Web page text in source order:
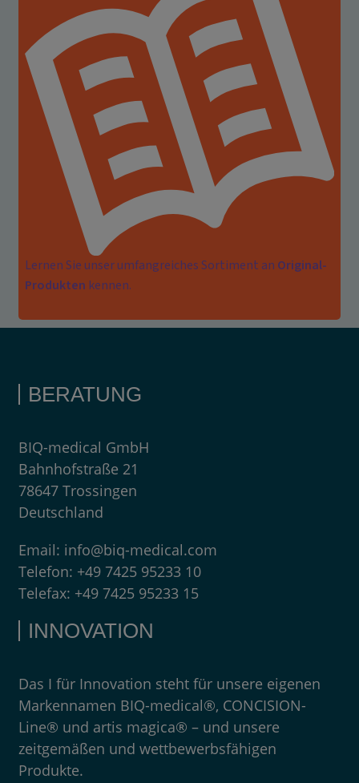
Lernen Sie unser umfangreiches Sortiment an Original-
Produkten kennen.
BERATUNG
BIQ-medical GmbH
Bahnhofstraße 21
78647 Trossingen
Deutschland
Email: info@biq-medical.com
Telefon: +49 7425 95233 10
Telefax: +49 7425 95233 15
INNOVATION
Das I für Innovation steht für unsere eigenen
Markennamen BIQ-medical®, CONCISION-
Line® und artis magica® – und unsere
zeitgemäßen und wettbewerbsfähigen
Produkte.